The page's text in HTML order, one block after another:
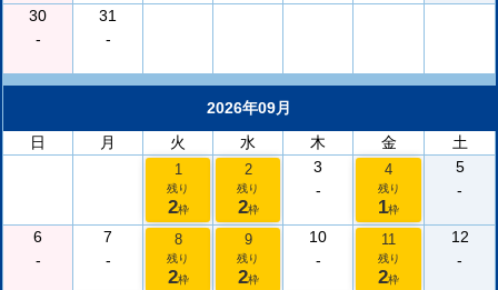
30
-
31
-
2026年09月
日
月 火 水 木 金 土
1
残り
2枠
2
残り
2枠
3
-
4
残り
1枠
5
-
6
-
7
-
8
残り
2枠
9
残り
2枠
10
-
11
残り
2枠
12
-